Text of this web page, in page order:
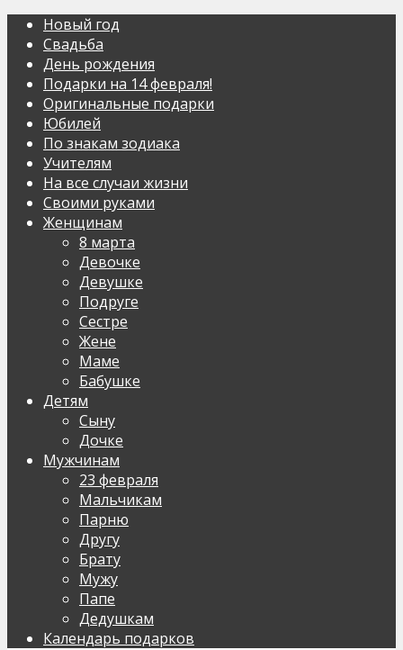
Новый год
Свадьба
День рождения
Подарки на 14 февраля!
Оригинальные подарки
Юбилей
По знакам зодиака
Учителям
На все случаи жизни
Своими руками
Женщинам
8 марта
Девочке
Девушке
Подруге
Сестре
Жене
Маме
Бабушке
Детям
Сыну
Дочке
Мужчинам
23 февраля
Мальчикам
Парню
Другу
Брату
Мужу
Папе
Дедушкам
Календарь подарков